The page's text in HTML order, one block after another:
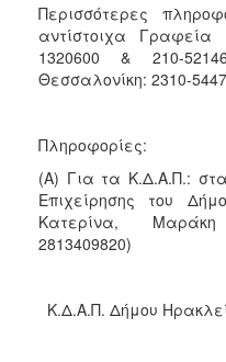
Περισσότερες
αντίστοιχα
1320600 & 210-
Θεσσαλονίκη: 2310-
Πληροφορίες:
(Α) Για τα Κ.Δ.Α.Π.:
Επιχείρησης του
Κατερίνα,
2813409820)
Κ.Δ.Α.Π. Δήμου